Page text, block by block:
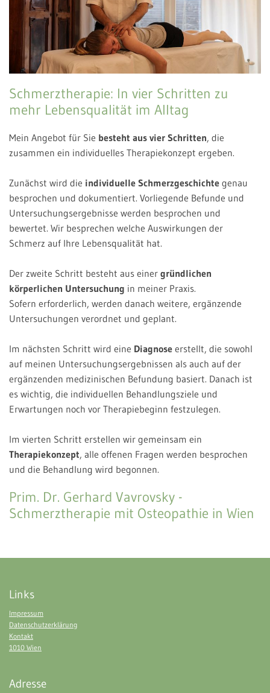
Schmerztherapie: In vier Schritten zu
mehr Lebensqualität im Alltag
Mein Angebot für Sie besteht aus vier Schritten, die
zusammen ein individuelles Therapiekonzept ergeben.
Zunächst wird die individuelle Schmerzgeschichte genau
besprochen und dokumentiert. Vorliegende Befunde und
Untersuchungsergebnisse werden besprochen und
bewertet. Wir besprechen welche Auswirkungen der
Schmerz auf Ihre Lebensqualität hat.
Der zweite Schritt besteht aus einer gründlichen
körperlichen Untersuchung in meiner Praxis.
Sofern erforderlich, werden danach weitere, ergänzende
Untersuchungen verordnet und geplant.
Im nächsten Schritt wird eine Diagnose erstellt, die sowohl
auf meinen Untersuchungsergebnissen als auch auf der
ergänzenden medizinischen Befundung basiert. Danach ist
es wichtig, die individuellen Behandlungsziele und
Erwartungen noch vor Therapiebeginn festzulegen.
Im vierten Schritt erstellen wir gemeinsam ein
Therapiekonzept, alle offenen Fragen werden besprochen
und die Behandlung wird begonnen.
Prim. Dr. Gerhard Vavrovsky -
Schmerztherapie mit Osteopathie in Wien
Links
Impressum
Datenschutzerklärung
Kontakt
1010 Wien
Adresse